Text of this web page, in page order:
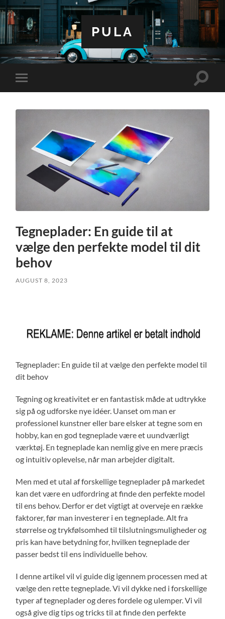
PULA
Toggle
mobile
Toggle
Tegneplader: En guide til at
vælge den perfekte model til dit
behov
AUGUST 8, 2023
Tegneplader: En guide til at vælge den perfekte model til
dit behov
Tegning og kreativitet er en fantastisk måde at udtrykke
sig på og udforske nye idéer. Uanset om man er
professionel kunstner eller bare elsker at tegne som en
hobby, kan en god tegneplade være et uundværligt
værktøj. En tegneplade kan nemlig give en mere præcis
og intuitiv oplevelse, når man arbejder digitalt.
Men med et utal af forskellige tegneplader på markedet
kan det være en udfordring at finde den perfekte model
til ens behov. Derfor er det vigtigt at overveje en række
faktorer, før man investerer i en tegneplade. Alt fra
størrelse og trykfølsomhed til tilslutningsmuligheder og
pris kan have betydning for, hvilken tegneplade der
passer bedst til ens individuelle behov.
I denne artikel vil vi guide dig igennem processen med at
vælge den rette tegneplade. Vi vil dykke ned i forskellige
typer af tegneplader og deres fordele og ulemper. Vi vil
også give dig tips og tricks til at finde den perfekte